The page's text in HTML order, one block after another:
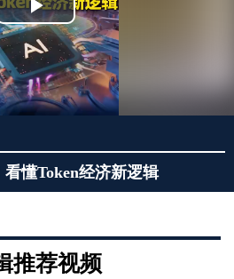
Play
Video
懂Token经济新逻辑
推荐视频